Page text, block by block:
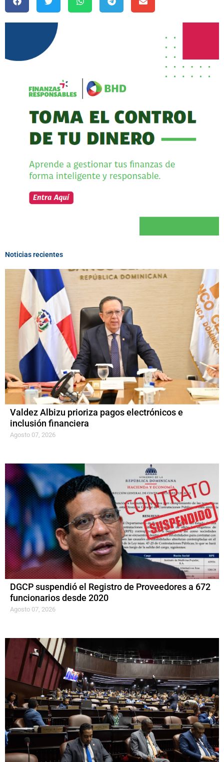
Noticias recientes
Valdez Albizu prioriza pagos electrónicos e
inclusión financiera
Agosto 07, 2026
DGCP suspendió el Registro de Proveedores a 672
funcionarios desde 2020
Agosto 07, 2026